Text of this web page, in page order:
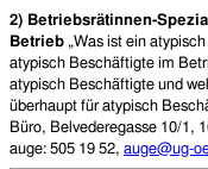
2) Betriebsrätinnen-
Betrieb „Was ist ein
atypisch Beschäftigte im
atypisch Beschäftigte und
überhaupt für atypisch
Büro, Belvederegasse 10/1,
auge: 505 19 52, auge@ug-